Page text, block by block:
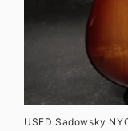
USED Sadowsky